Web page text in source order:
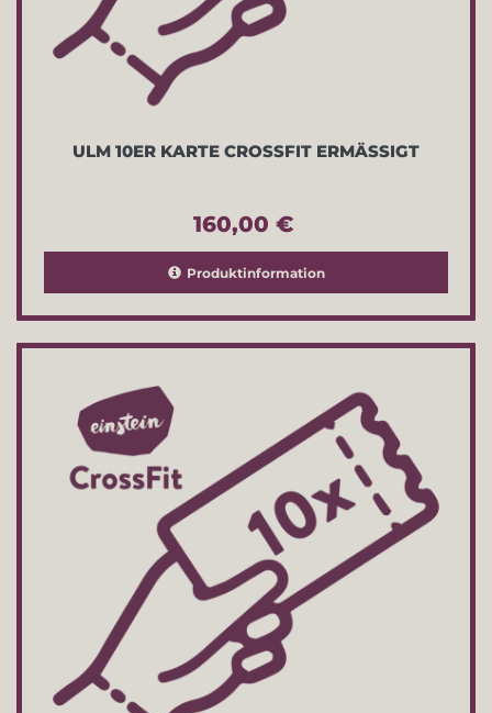
ULM 10ER KARTE CROSSFIT ERMÄSSIGT
160,00 €
Produktinformation